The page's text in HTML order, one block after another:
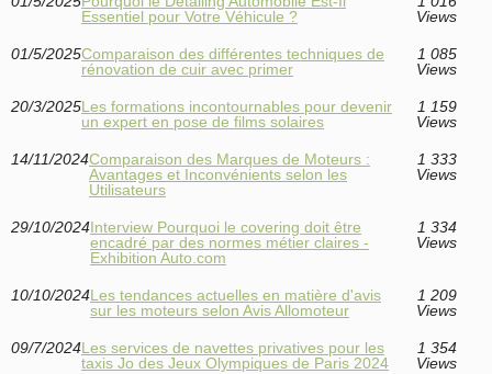
Essentiel pour Votre Véhicule ?
Views
01/5/2025Comparaison des différentes techniques de
rénovation de cuir avec primer
1 085
Views
20/3/2025Les formations incontournables pour devenir
un expert en pose de films solaires
1 159
Views
14/11/2024Comparaison des Marques de Moteurs :
Avantages et Inconvénients selon les
Utilisateurs
1 333
Views
29/10/2024Interview Pourquoi le covering doit être
encadré par des normes métier claires -
Exhibition Auto.com
1 334
Views
10/10/2024Les tendances actuelles en matière d'avis
sur les moteurs selon Avis Allomoteur
1 209
Views
09/7/2024Les services de navettes privatives pour les
taxis Jo des Jeux Olympiques de Paris 2024
1 354
Views